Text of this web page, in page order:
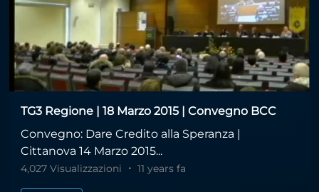
TG3 Regione | 18 Marzo 2015 | Convegno BCC
Convegno: Dare Credito alla Speranza |
Cittanova 14 Marzo 2015...
4,027 Visualizzazioni 11 years fa